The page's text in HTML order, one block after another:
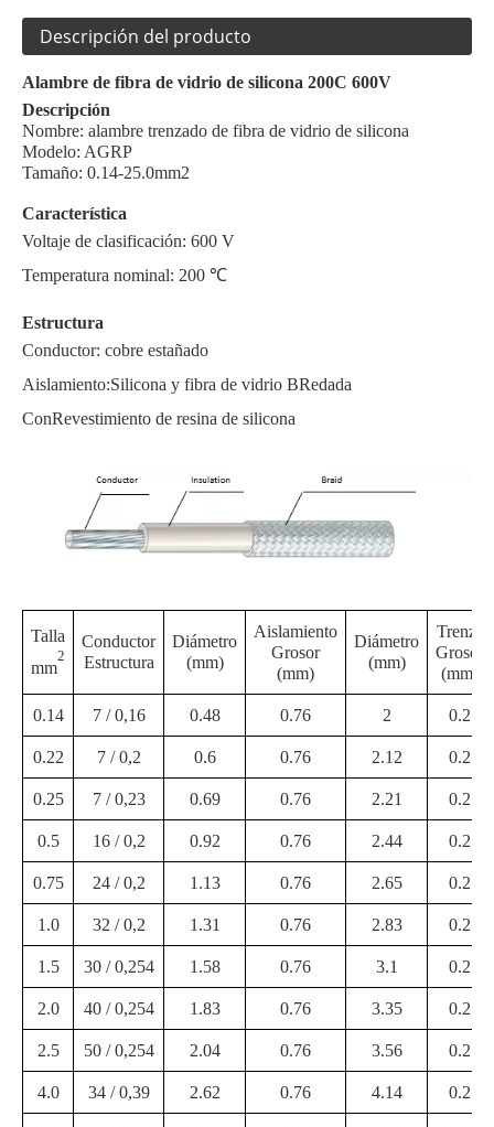
Descripción del producto
Alambre de fibra de vidrio de silicona 200C 600V
Descripción
Nombre: alambre trenzado de fibra de vidrio de silicona
Modelo: AGRP
Tamaño: 0.14-25.0mm2
Característica
Voltaje de clasificación: 600 V
Temperatura nominal: 200 ℃
Estructura
Conductor: cobre estañado
Aislamiento:Silicona y fibra de vidrio BRedada
ConRevestimiento de resina de silicona
Talla
mm
2
Conductor
Estructura
Diámetro
(mm)
Aislamiento
Grosor
(mm)
Diámetro
(mm)
Trenza
Grosor
(mm)
0.14 7 / 0,16 0.48 0.76 2 0.2
0.22 7 / 0,2 0.6 0.76 2.12 0.2
0.25 7 / 0,23 0.69 0.76 2.21 0.2
0.5 16 / 0,2 0.92 0.76 2.44 0.2
0.75 24 / 0,2 1.13 0.76 2.65 0.2
1.0 32 / 0,2 1.31 0.76 2.83 0.2
1.5 30 / 0,254 1.58 0.76 3.1 0.2
2.0 40 / 0,254 1.83 0.76 3.35 0.2
2.5 50 / 0,254 2.04 0.76 3.56 0.2
4.0 34 / 0,39 2.62 0.76 4.14 0.2